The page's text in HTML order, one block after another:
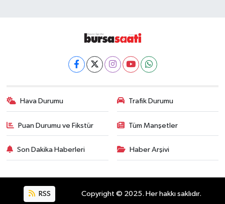
Hava Durumu Trafik Durumu
Puan Durumu ve Fikstür Tüm Manşetler
Son Dakika Haberleri Haber Arşivi
RSS Copyright © 2025. Her hakkı saklıdır.